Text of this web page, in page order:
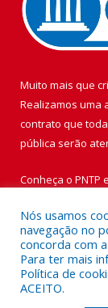
Muito mais que
Realizamos uma
contrato que
pública serão
Conheça o PNTP
Todos os
Nós usamos
navegação no
concorda com
Para ter mais
Política de
ACEITO.